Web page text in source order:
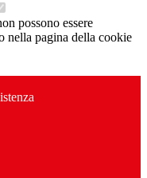
possono essere
nella pagina della cookie